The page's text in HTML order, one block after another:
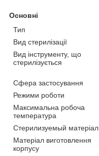
Основні
Тип
Вид стерилізації
Вид інструменту, що
стерилізується
Сфера застосування
Режими роботи
Максимальна робоча
температура
Стерилизуемый матеріал
Матеріал виготовлення
корпусу